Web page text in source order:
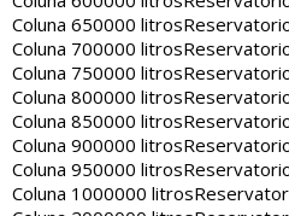
Coluna 650000 litros
Coluna 700000 litros
Coluna 750000 litros
Coluna 800000 litros
Coluna 850000 litros
Coluna 900000 litros
Coluna 950000 litros
Coluna 1000000 litros